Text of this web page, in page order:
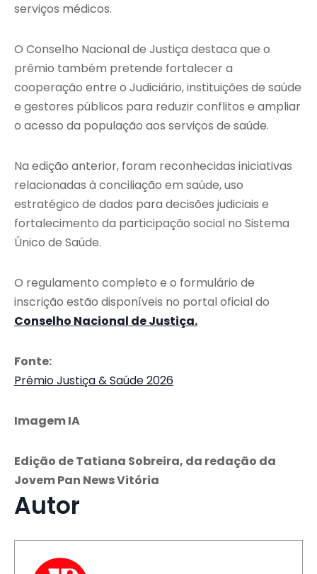
serviços médicos.
O Conselho Nacional de Justiça destaca que o
prêmio também pretende fortalecer a
cooperação entre o Judiciário, instituições de saúde
e gestores públicos para reduzir conflitos e ampliar
o acesso da população aos serviços de saúde.
Na edição anterior, foram reconhecidas iniciativas
relacionadas à conciliação em saúde, uso
estratégico de dados para decisões judiciais e
fortalecimento da participação social no Sistema
Único de Saúde.
O regulamento completo e o formulário de
inscrição estão disponíveis no portal oficial do
Conselho Nacional de Justiça.
Fonte:
Prêmio Justiça & Saúde 2026
Imagem IA
Edição de Tatiana Sobreira, da redação da
Jovem Pan News Vitória
Autor